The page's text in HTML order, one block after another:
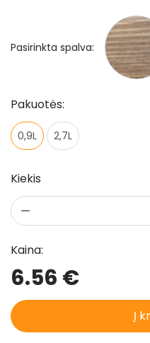
Darbo priemonės
Pasirinkta spalva:
Pakuotės:
0,9L 2,7L
Kiekis
Kaina:
6.56 €
Į